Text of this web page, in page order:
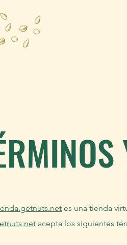
es una tienda
acepta los siguientes